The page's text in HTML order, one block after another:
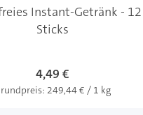
Instant-Getränk - 12
Sticks
4,49 €
249,44 € / 1 kg